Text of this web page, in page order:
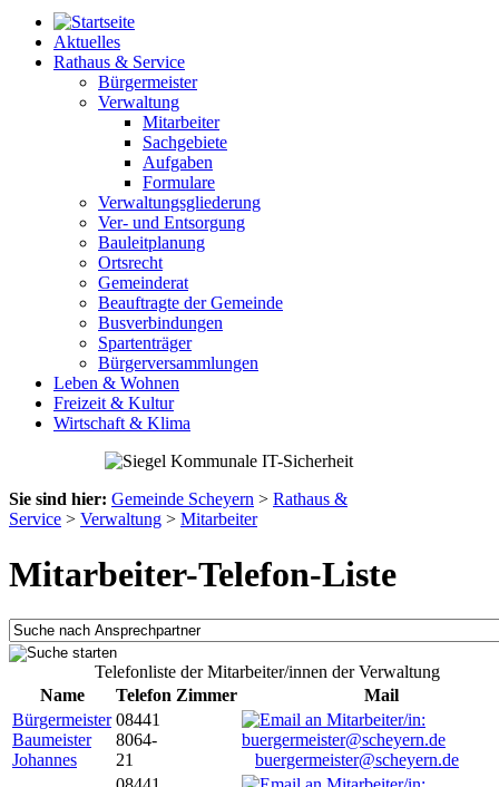
Aktuelles
Rathaus & Service
Bürgermeister
Verwaltung
Mitarbeiter
Sachgebiete
Aufgaben
Formulare
Verwaltungsgliederung
Ver- und Entsorgung
Bauleitplanung
Ortsrecht
Gemeinderat
Beauftragte der Gemeinde
Busverbindungen
Spartenträger
Bürgerversammlungen
Leben & Wohnen
Freizeit & Kultur
Wirtschaft & Klima
Sie sind hier: Gemeinde Scheyern > Rathaus &
Service > Verwaltung > Mitarbeiter
Mitarbeiter-Telefon-Liste
Telefonliste der Mitarbeiter/innen der Verwaltung
Name
Telefon Zimmer
Mail
Bürgermeister
Baumeister
Johannes
08441
8064-
21
buergermeister@scheyern.de